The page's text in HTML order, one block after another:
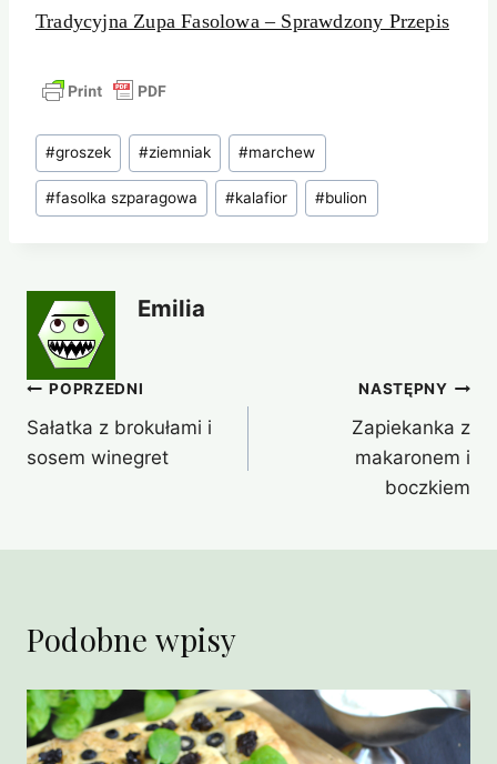
Tradycyjna Zupa Fasolowa – Sprawdzony Przepis
Tagi
wpisu:
#groszek #ziemniak #marchew
#fasolka szparagowa #kalafior #bulion
Emilia
Nawigacja
wpisu
POPRZEDNI
Sałatka z brokułami i
sosem winegret
NASTĘPNY
Zapiekanka z
makaronem i
boczkiem
Podobne wpisy